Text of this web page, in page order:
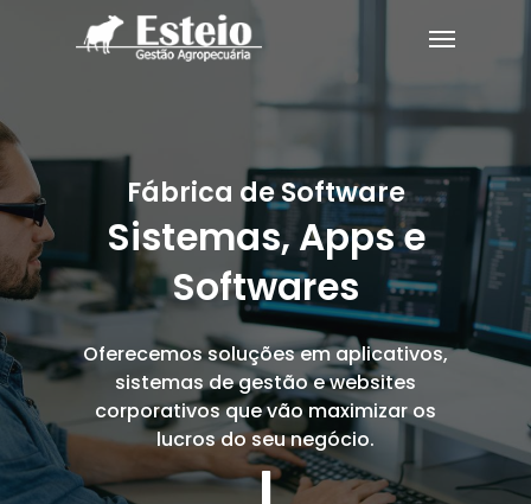
Fábrica de Software
Sistemas, Apps e
Softwares
Oferecemos soluções em aplicativos,
sistemas de gestão e websites
corporativos que vão maximizar os
lucros do seu negócio.